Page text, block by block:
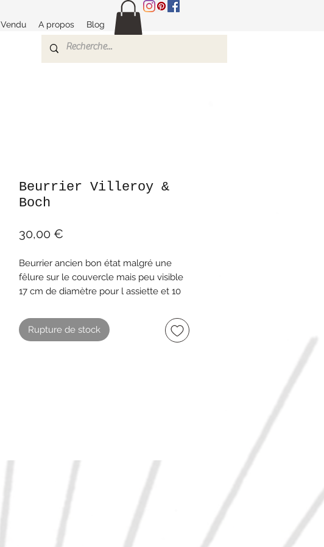
Vendu A propos Blog
Beurrier Villeroy &
Boch
30,00 €
Beurrier ancien bon état malgré une
fêlure sur le couvercle mais peu visible
17 cm de diamètre pour l assiette et 10
Couleur Blanc crème et doré
Rupture de stock